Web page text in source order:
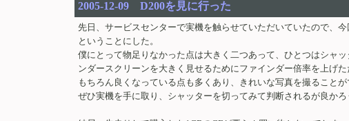
2005-12-09 D200を見に行った
先日、サービスセンターで実機を触らせていただいていたので、
ということにした。
僕にとって物足りなかった点は大きく二つあって、ひとつはシャ
ンダースクリーンを大きく見せるためにファインダー倍率を上げ
もちろん良くなっている点も多くあり、きれいな写真を撮ること
ぜひ実機を手に取り、シャッターを切ってみて判断されるが良かろ